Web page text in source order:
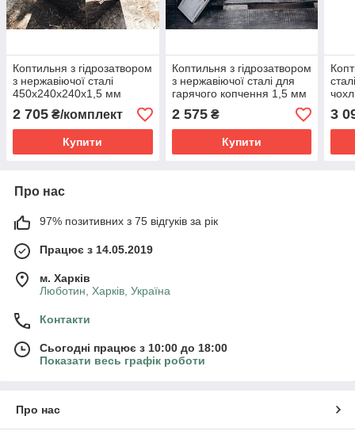
Коптильня з гідрозатвором
з нержавіючої сталі
450х240х240х1,5 мм
брезентовий чохол плюс
рукавички
2 705 ₴/комплект
Купити
Коптильня з гідрозатвором
з нержавіючої сталі для
гарячого копчення 1,5 мм
450 х 240 х 240 .
2 575₴
Купити
3
Про нас
97% позитивних з 75 відгуків за рік
Працює з 14.05.2019
м. Харків
Люботин, Харків, Україна
Контакти
Сьогодні працює з 10:00 до 18:00
Показати весь графік роботи
Про нас